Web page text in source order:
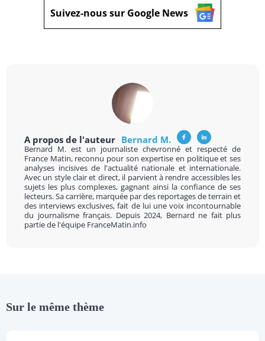
Suivez-nous sur Google News
A propos de l'auteur Bernard M.
Bernard M. est un journaliste chevronné et respecté de
France Matin, reconnu pour son expertise en politique et ses
analyses incisives de l'actualité nationale et internationale.
Avec un style clair et direct, il parvient à rendre accessibles les
sujets les plus complexes, gagnant ainsi la confiance de ses
lecteurs. Sa carrière, marquée par des reportages de terrain et
des interviews exclusives, fait de lui une voix incontournable
du journalisme français. Depuis 2024, Bernard ne fait plus
partie de l'équipe FranceMatin.info
Sur le même thème